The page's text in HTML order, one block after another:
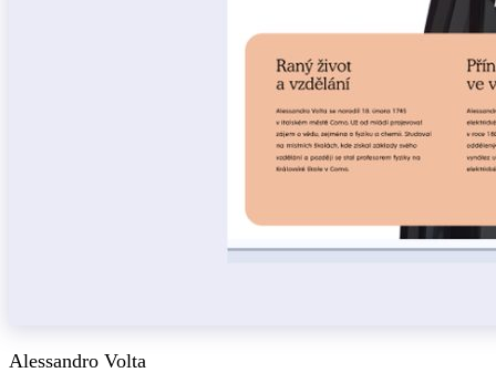
Alessandro Volta